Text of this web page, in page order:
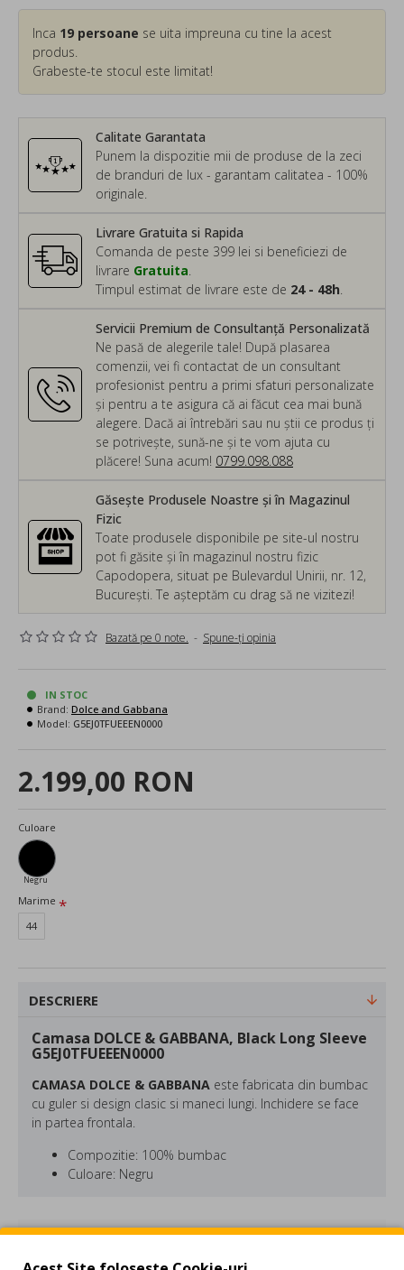
Calitate Garantata
Punem la dispozitie mii de produse de la zeci
de branduri de lux - garantam calitatea - 100%
originale.
Inca 19 persoane se uita impreuna cu tine la acest
produs.
Grabeste-te stocul este limitat!
Servicii Premium de Consultanță Personalizată
Ne pasă de alegerile tale! După plasarea
comenzii, vei fi contactat de un consultant
profesionist pentru a primi sfaturi personalizate
și pentru a te asigura că ai făcut cea mai bună
alegere. Dacă ai întrebări sau nu știi ce produs ți
se potrivește, sună-ne și te vom ajuta cu
plăcere! Suna acum! 0799.098.088
Livrare Gratuita si Rapida
Comanda de peste 399 lei si beneficiezi de
livrare Gratuita
Timpul estimat de livrare este de 24 - 48h
Găsește Produsele Noastre și în Magazinul
Fizic
Toate produsele disponibile pe site-ul nostru
pot fi găsite și în magazinul nostru fizic
Capodopera, situat pe Bulevardul Unirii, nr. 12,
București. Te așteptăm cu drag să ne vizitezi!
Bazată pe 0 note. - Spune-ţi opinia
2.199,00 RON
IN STOC
Brand: Dolce and Gabbana
Model: G5EJ0TFUEEEN0000
Culoare
Negru
Marime
44
DESCRIERE
Camasa DOLCE & GABBANA, Black Long Sleeve
G5EJ0TFUEEEN0000
CAMASA DOLCE & GABBANA este fabricata din bumbac
cu guler si design clasic si maneci lungi. Inchidere se face
in partea frontala.
Compozitie: 100% bumbac
Culoare: Negru
creata in anul 1985 de Domenico Dolce si Stefano
evidenta eleganta italiana si seductia siciliana.
REVIEW-URI